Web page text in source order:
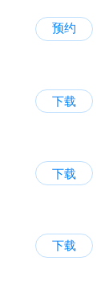
预约
下载
下载
下载